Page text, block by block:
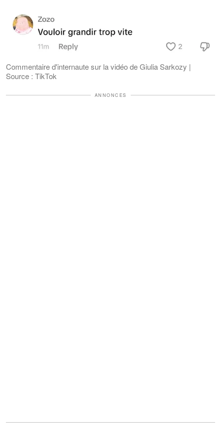
Commentaire d'internaute sur la vidéo de Giulia Sarkozy |
Source : TikTok
ANNONCES